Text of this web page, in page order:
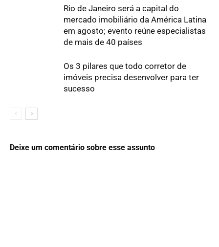
Rio de Janeiro será a capital do
mercado imobiliário da América Latina
em agosto; evento reúne especialistas
de mais de 40 países
Os 3 pilares que todo corretor de
imóveis precisa desenvolver para ter
sucesso
Deixe um comentário sobre esse assunto